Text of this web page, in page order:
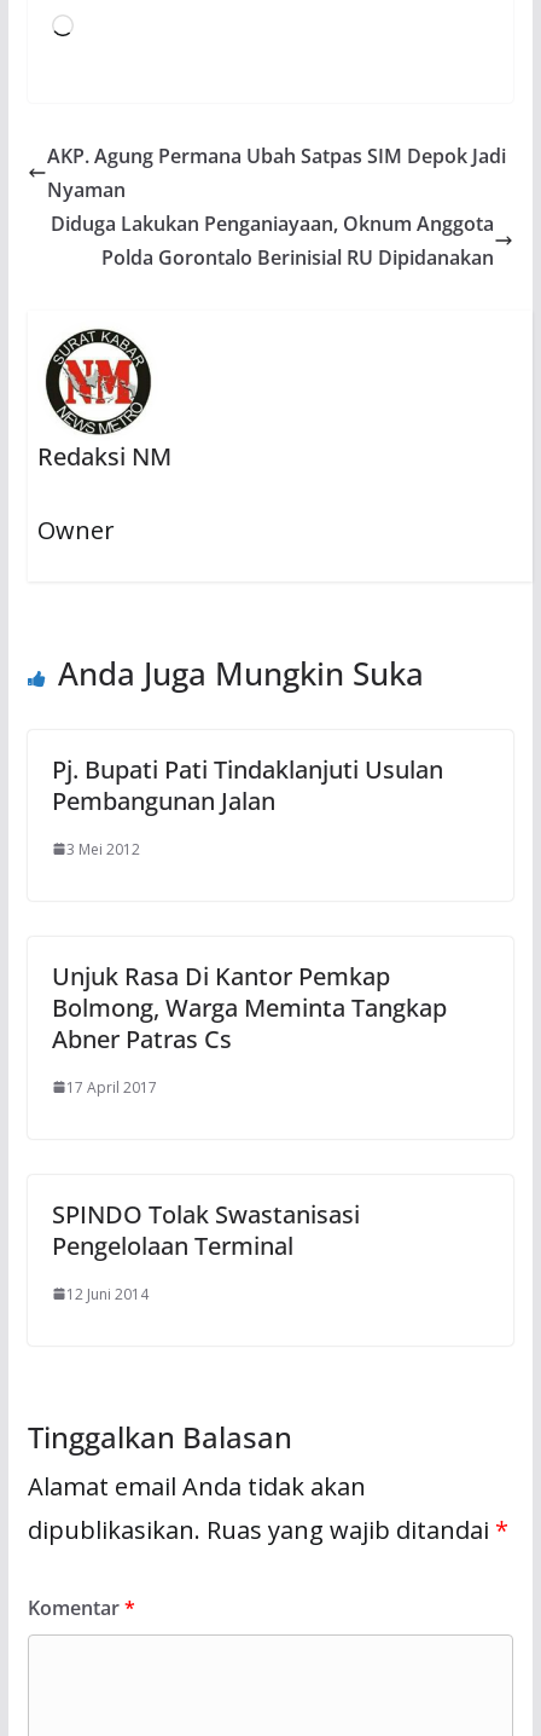
Memuat...
AKP. Agung Permana Ubah Satpas SIM Depok Jadi
Nyaman
Diduga Lakukan Penganiayaan, Oknum Anggota
Polda Gorontalo Berinisial RU Dipidanakan
Redaksi NM
Owner
Anda Juga Mungkin Suka
Pj. Bupati Pati Tindaklanjuti Usulan
Pembangunan Jalan
3 Mei 2012
Unjuk Rasa Di Kantor Pemkap
Bolmong, Warga Meminta Tangkap
Abner Patras Cs
17 April 2017
SPINDO Tolak Swastanisasi
Pengelolaan Terminal
12 Juni 2014
Tinggalkan Balasan
Alamat email Anda tidak akan
dipublikasikan. Ruas yang wajib ditandai *
Komentar*